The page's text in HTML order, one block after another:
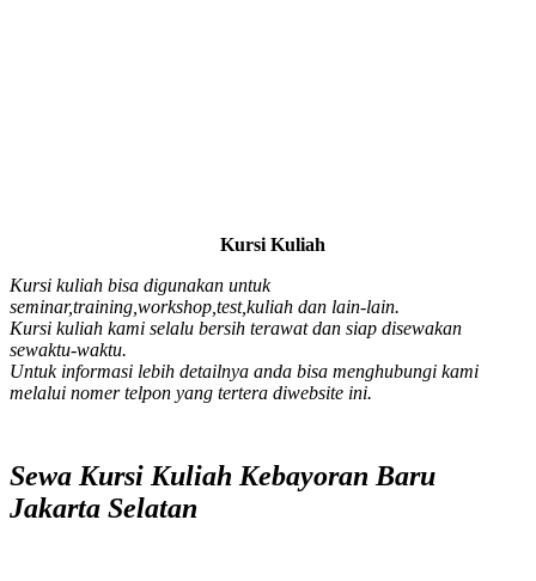
Kursi Kuliah
Kursi kuliah bisa digunakan untuk
seminar,training,workshop,test,kuliah dan lain-lain.
Kursi kuliah kami selalu bersih terawat dan siap disewakan
sewaktu-waktu.
Untuk informasi lebih detailnya anda bisa menghubungi kami
melalui nomer telpon yang tertera diwebsite ini.
Sewa Kursi Kuliah Kebayoran Baru
Jakarta Selatan